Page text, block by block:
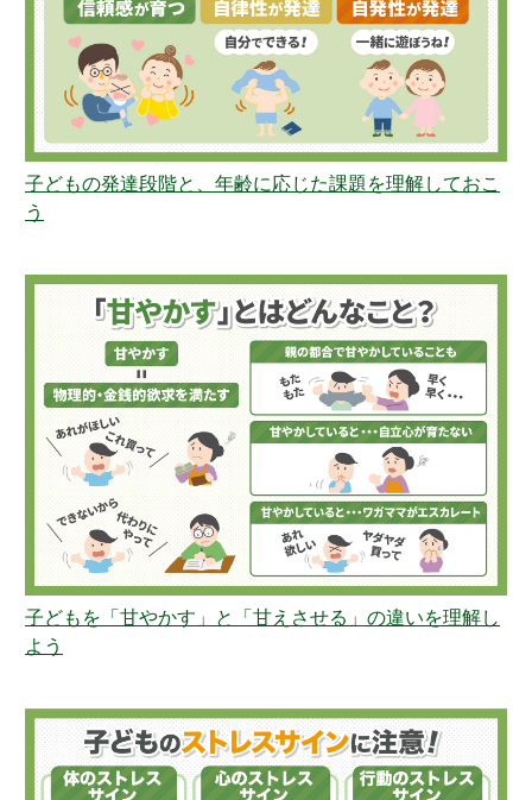
子どもの発達段階と、年齢に応じた課題を理解しておこ
う
子どもを「甘やかす」と「甘えさせる」の違いを理解し
よう